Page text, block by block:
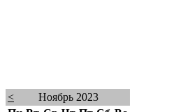
<
Ноябрь 2023